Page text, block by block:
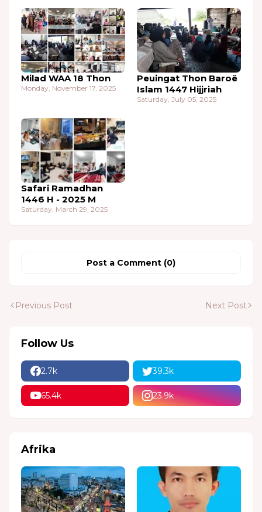
Milad WAA 18 Thon
Monday, November 17, 2025
Peuingat Thon Baroë
Islam 1447 Hijjriah
Saturday, July 05, 2025
Safari Ramadhan
1446 H - 2025 M
Saturday, March 29, 2025
Post a Comment (0)
Previous Post Next Post
Follow Us
2.7k 39.3k
65.4k 23.9k
Afrika